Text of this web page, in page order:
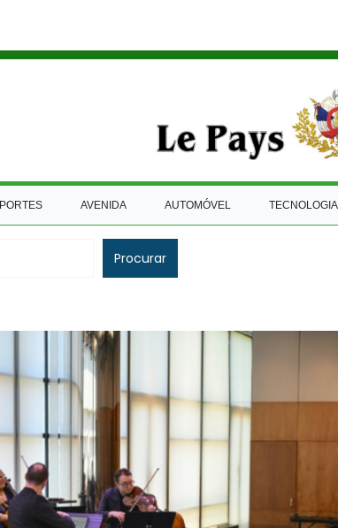
AVENIDA AUTOMÓVEL TECNOLOGIA
Procurar